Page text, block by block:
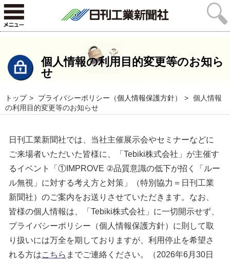
個人情報の利用目的変更等のお知ら
せ
トップ プライバシーポリシー（個人情報保護方針）
個人情報
の利用目的変更等のお知らせ
日刊工業新聞社では、当社主催展示会やセミナーなどに
ご来場者いただいた皆様に、「Tebiki株式会社」が主催す
るイベント「①IMPROVE ②品質意識の低下が招く「ルー
ル無視」に対する考え方と対策」（特別協力＝日刊工業
新聞社）のご案内をお送りさせていただきます。なお、
皆様の個人情報は、「Tebiki株式会社」に一切開示せず、
プライバシーポリシー（個人情報保護方針）に則して取
り扱いには万全を期しておりますが、利用停止を希望さ
れる方はこちら までご連絡ください。（2026年6月30日